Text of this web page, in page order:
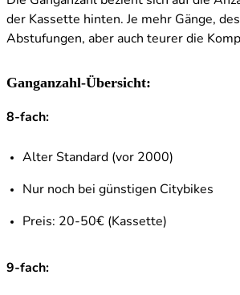
der Kassette hinten. Je mehr Gänge,
Abstufungen, aber auch teurer die
Ganganzahl-Übersicht:
8-fach:
Alter Standard (vor 2000)
Nur noch bei günstigen Citybikes
Preis: 20-50€ (Kassette)
9-fach: